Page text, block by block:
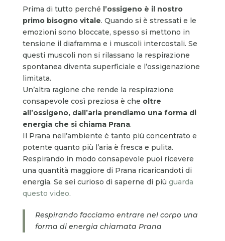
Prima di tutto perché l’ossigeno è il nostro
primo bisogno vitale. Quando si è stressati e le
emozioni sono bloccate, spesso si mettono in
tensione il diaframma e i muscoli intercostali. Se
questi muscoli non si rilassano la respirazione
spontanea diventa superficiale e l’ossigenazione
limitata.
Un’altra ragione che rende la respirazione
consapevole così preziosa è che oltre
all’ossigeno, dall’aria prendiamo una forma di
energia che si chiama Prana.
Il Prana nell’ambiente è tanto più concentrato e
potente quanto più l’aria è fresca e pulita.
Respirando in modo consapevole puoi ricevere
una quantità maggiore di Prana ricaricandoti di
energia. Se sei curioso di saperne di più guarda
questo video.
Respirando facciamo entrare nel corpo una
forma di energia chiamata Prana